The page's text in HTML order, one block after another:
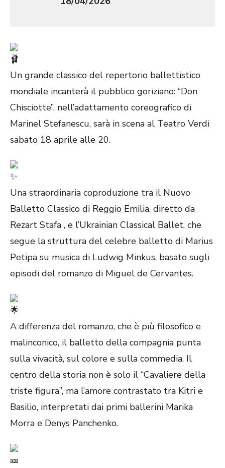
Un grande classico del repertorio ballettistico
mondiale incanterà il pubblico goriziano: “Don
Chisciotte”, nell’adattamento coreografico di
Marinel Stefanescu, sarà in scena al Teatro Verdi
sabato 18 aprile alle 20.
Una straordinaria coproduzione tra il Nuovo
Balletto Classico di Reggio Emilia, diretto da
Rezart Stafa , e l’Ukrainian Classical Ballet, che
segue la struttura del celebre balletto di Marius
Petipa su musica di Ludwig Minkus, basato sugli
episodi del romanzo di Miguel de Cervantes.
A differenza del romanzo, che è più filosofico e
malinconico, il balletto della compagnia punta
sulla vivacità, sul colore e sulla commedia. Il
centro della storia non è solo il “Cavaliere della
triste figura”, ma l’amore contrastato tra Kitri e
Basilio, interpretati dai primi ballerini Marika
Morra e Denys Panchenko.